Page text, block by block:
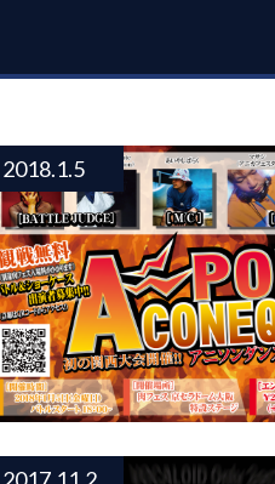
2018.1.5
APOP CONEQT vol.4 結果！